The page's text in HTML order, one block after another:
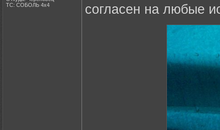
ТС: СОБОЛЬ 4х4
согласен на любые